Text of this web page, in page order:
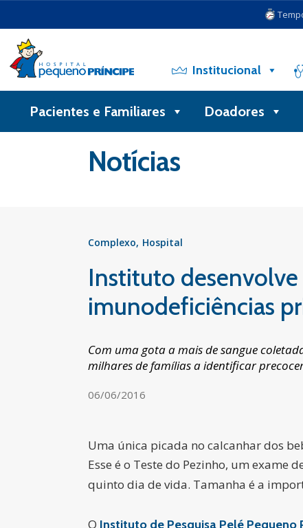
Institucional
Pacientes e Familiares Doadores
Notícias
Complexo Hospital
Instituto desenvolve
imunodeficiências
Com uma gota a mais de sangue
milhares de famílias a identificar
06/06/2016
Uma única picada no calcanhar dos
Esse é o Teste do Pezinho, um
quinto dia de vida. Tamanha é a
O Instituto de Pesquisa Pelé Pequeno